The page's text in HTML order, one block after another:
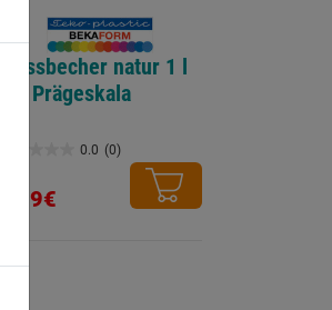
Messbecher natur 1 l
mit Prägeskala
0.0 (0)
3,39€